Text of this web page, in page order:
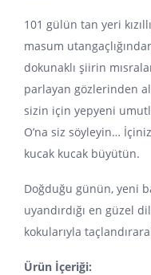
101 gülün tan yeri
masum
dokunaklı şiirin
parlayan gözlerinden
sizin için yepyeni
O’na siz söyleyin…
kucak kucak büyütün.
Doğduğu günün, yeni
uyandırdığı en güzel
kokularıyla
Ürün İçeriği: